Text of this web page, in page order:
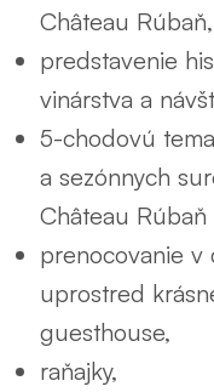
Château Rúbaň,
predstavenie
vinárstva a
5-chodovú
a sezónnych
Château Rúbaň
prenocovanie v
uprostred
guesthouse,
raňajky,